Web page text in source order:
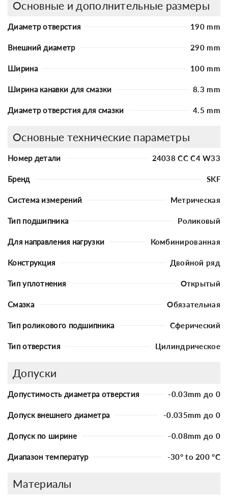
Основные и дополнительные размеры
Диаметр отверстия 190 mm
Внешний диаметр 290 mm
Ширина 100 mm
Ширина канавки для смазки 8.3 mm
Диаметр отверстия для смазки 4.5 mm
Основные технические параметры
Номер детали 24038 CC C4 W33
Бренд SKF
Система измерений Метрическая
Тип подшипника Роликовый
Для направления нагрузки Комбинированная
Конструкция Двойной ряд
Тип уплотнения Открытый
Смазка Обязательная
Тип роликового подшипника Сферический
Тип отверстия Цилиндрическое
Допуски
Допустимость диаметра отверстия -0.03mm до 0
Допуск внешнего диаметра -0.035mm до 0
Допуск по ширине -0.08mm до 0
Диапазон температур -30° to 200 °C
Материалы